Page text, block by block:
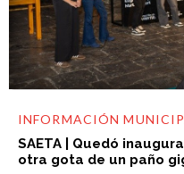
INFORMACIÓN
SAETA | Quedó
otra gota de un paño